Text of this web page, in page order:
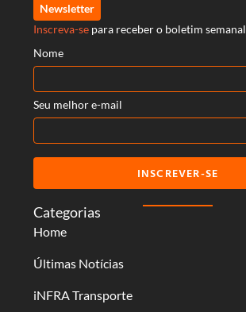
Categorias
Home
Últimas Notícias
iNFRA Transporte
Newsletter
Inscreva-se para receber o boletim semanal
Nome
Seu melhor e-mail
INSCREVER-SE